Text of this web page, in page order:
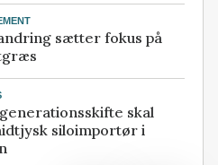
sætter fokus på
skal
siloimportør i